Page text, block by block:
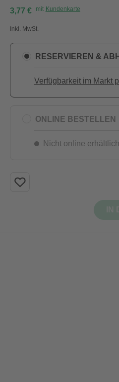
3,77 € mit Kundenkarte
Inkl. MwSt.
RESERVIEREN &
Verfügbarkeit im Markt
ONLINE BESTELLEN
Nicht online erhältlich